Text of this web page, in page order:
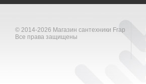
© 2014-2026 Магазин сантехники Frap
Все права защищены